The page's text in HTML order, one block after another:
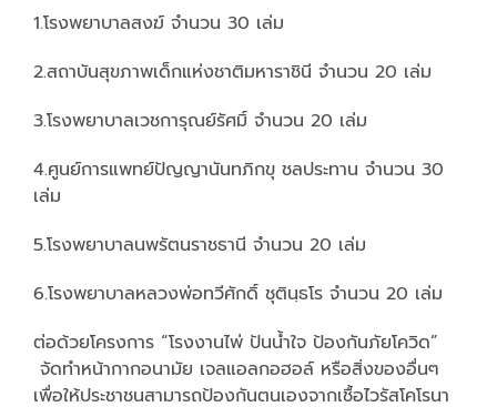
1.โรงพยาบาลสงฆ์ จำนวน 30 เล่ม
2.สถาบันสุขภาพเด็กแห่งชาติมหาราชินี จำนวน 20 เล่ม
3.โรงพยาบาลเวชการุณย์รัศมิ์ จำนวน 20 เล่ม
4.ศูนย์การแพทย์ปัญญานันทภิกขุ ชลประทาน จำนวน 30
เล่ม
5.โรงพยาบาลนพรัตนราชธานี จำนวน 20 เล่ม
6.โรงพยาบาลหลวงพ่อทวีศักดิ์ ชุตินฺธโร จำนวน 20 เล่ม
ต่อด้วยโครงการ “โรงงานไพ่ ปันน้ำใจ ป้องกันภัยโควิด”
จัดทำหน้ากากอนามัย เจลแอลกอฮอล์ หรือสิ่งของอื่นๆ
เพื่อให้ประชาชนสามารถป้องกันตนเองจากเชื้อไวรัสโคโรนา